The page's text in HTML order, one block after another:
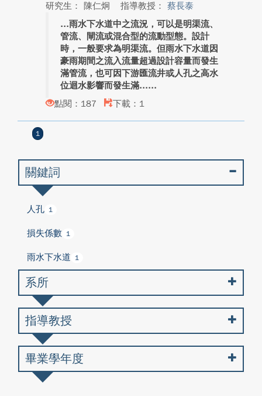
研究生： 陳仁炯
指導教授： 蔡長泰
雨水下水道中之流況，可以是明渠流、
管流、閘流或混合型的流動型態。設計
時，一般要求為明渠流。但雨水下水道因
豪雨期間之流入流量超過設計容量而發生
滿管流，也可因下游匯流井或人孔之高水
位迴水影響而發生滿...
點閱：187
下載：1
1
關鍵詞
人孔 1
損失係數 1
雨水下水道 1
系所
指導教授
畢業學年度